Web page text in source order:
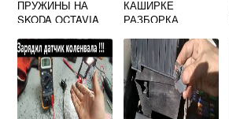
ПРУЖИНЫ НА
SKODA OCTAVIA
КАШИРКЕ
РАЗБОРКА